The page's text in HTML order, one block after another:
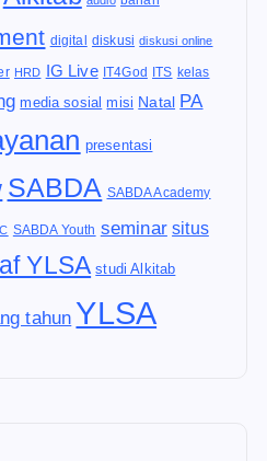
digital diskusi diskusi online
HRD IG Live IT4God ITS kelas
media sosial misi Natal PA
presentasi
SABDA SABDA Academy
SABDA Youth seminar situs
YLSA studi Alkitab
tahun YLSA